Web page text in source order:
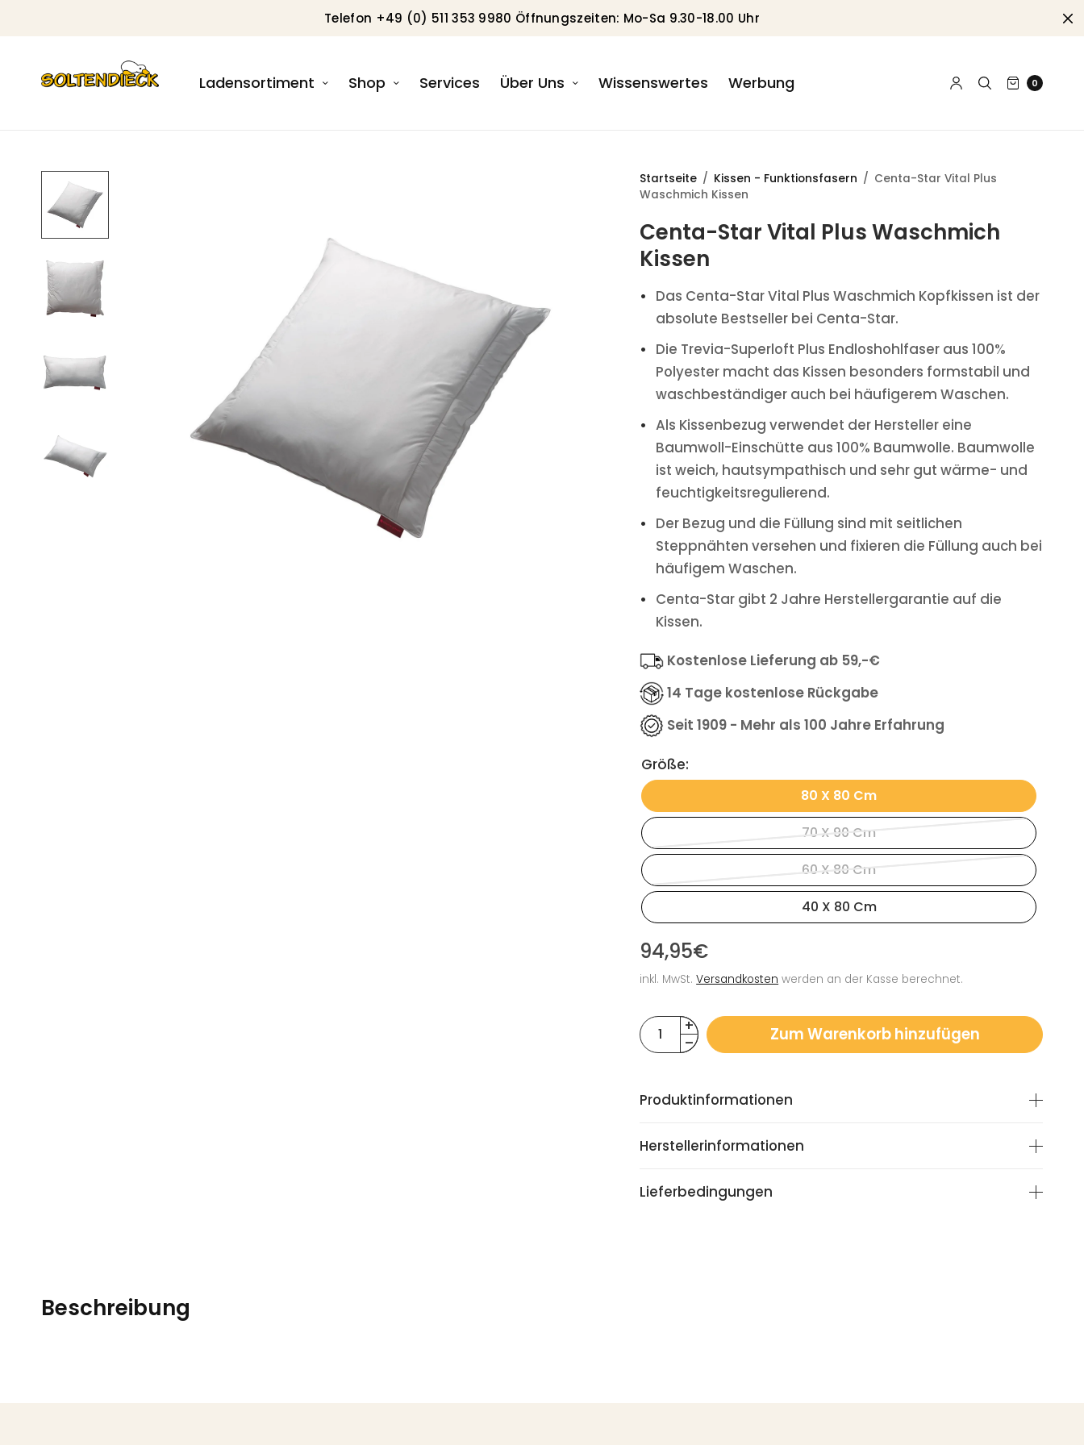
Telefon +49 (0) 511 353 9980 Öffnungszeiten: Mo-Sa 9.30-18.00 Uhr
Ladensortiment Shop Services Über Uns Wissenswertes Werbung 0
Startseite / Kissen - Funktionsfasern / Centa-Star Vital Plus
Waschmich Kissen
Centa-Star Vital Plus Waschmich
Kissen
Das Centa-Star Vital Plus Waschmich Kopfkissen ist der
absolute Bestseller bei Centa-Star.
Die Trevia-Superloft Plus Endloshohlfaser aus 100%
Polyester macht das Kissen besonders formstabil und
waschbeständiger auch bei häufigerem Waschen.
Als Kissenbezug verwendet der Hersteller eine
Baumwoll-Einschütte aus 100% Baumwolle. Baumwolle
ist weich, hautsympathisch und sehr gut wärme- und
feuchtigkeitsregulierend.
Der Bezug und die Füllung sind mit seitlichen
Steppnähten versehen und fixieren die Füllung auch bei
häufigem Waschen.
Centa-Star gibt 2 Jahre Herstellergarantie auf die
Kissen.
Kostenlose Lieferung ab 59,-€
14 Tage kostenlose Rückgabe
Seit 1909 - Mehr als 100 Jahre Erfahrung
Größe:
80 X 80 Cm
70 X 90 Cm
60 X 80 Cm
40 X 80 Cm
94,95€
inkl. MwSt.Versandkosten werden an der Kasse berechnet.
Zum Warenkorb hinzufügen
Produktinformationen
Herstellerinformationen
Lieferbedingungen
Beschreibung